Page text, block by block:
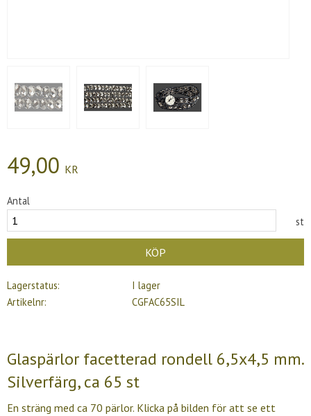
49,00 KR
Antal
st
KÖP
Lagerstatus
I lager
Artikelnr
CGFAC65SIL
Glaspärlor facetterad rondell 6,5x4,5 mm.
Silverfärg, ca 65 st
En sträng med ca 70 pärlor. Klicka på bilden för att se ett